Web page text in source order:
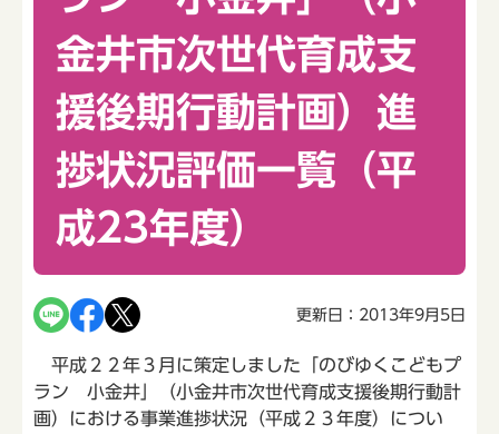
金井市次世代育成支
援後期行動計画）進
捗状況評価一覧（平
成23年度）
更新日：2013年9月5日
平成２２年３月に策定しました「のびゆくこどもプ
ラン 小金井」（小金井市次世代育成支援後期行動計
画）における事業進捗状況（平成２３年度）につい